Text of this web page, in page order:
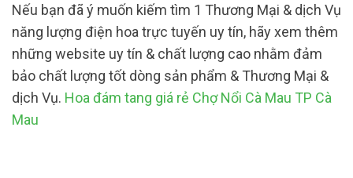
Nếu bạn đã ý muốn kiếm tìm 1 Thương Mại & dịch Vụ
năng lượng điện hoa trực tuyến uy tín, hãy xem thêm
những website uy tín & chất lượng cao nhằm đảm
bảo chất lượng tốt dòng sản phẩm & Thương Mại &
dịch Vụ. Hoa đám tang giá rẻ Chợ Nổi Cà Mau TP Cà
Mau